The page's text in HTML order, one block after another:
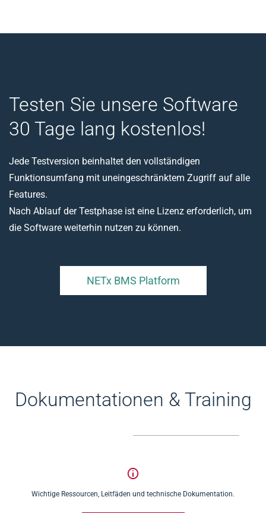
Testen Sie unsere Software
30 Tage lang kostenlos!
Jede Testversion beinhaltet den vollständigen
Funktionsumfang mit uneingeschränktem Zugriff auf alle
Features.
Nach Ablauf der Testphase ist eine Lizenz erforderlich, um
die Software weiterhin nutzen zu können.
NETx BMS Platform
Dokumentationen & Training
Wichtige Ressourcen, Leitfäden und technische Dokumentation.